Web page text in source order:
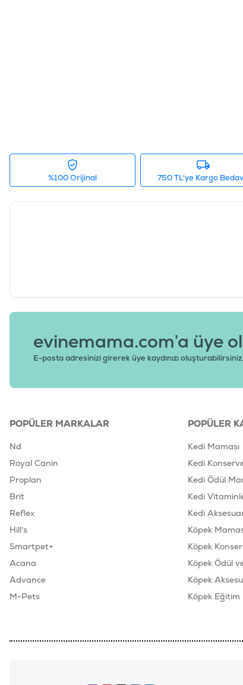
%100 Orijinal 750 TL'ye Kargo
evinemama.com’a üye
E-posta adresinizi girerek üye kaydınızı oluşturabilirsiniz.
POPÜLER MARKALAR
Nd
Royal Canin
Proplan
Brit
Reflex
Hill's
Smartpet+
Acana
Advance
M-Pets
POPÜLER
Kedi Maması
Kedi
Kedi Ödül
Kedi
Kedi
Köpek
Köpek
Köpek Ödül
Köpek
Köpek Eğitim